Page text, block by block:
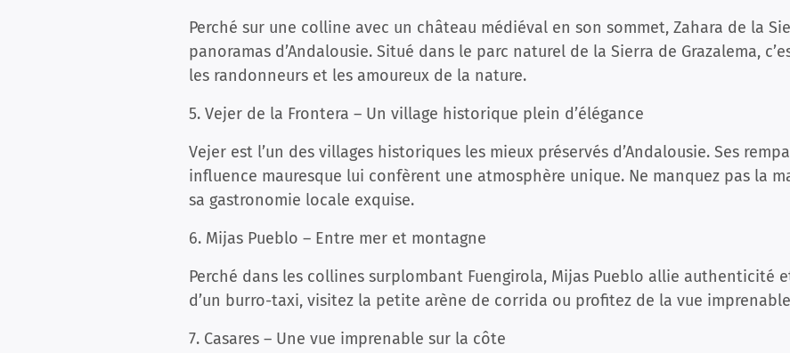
Perché sur une colline avec un château médiéval en son sommet, Zahara de la
panoramas d’Andalousie. Situé dans le parc naturel de la Sierra de Grazalema,
les randonneurs et les amoureux de la nature.
5. Vejer de la Frontera – Un village historique plein d’élégance
Vejer est l’un des villages historiques les mieux préservés d’Andalousie. Ses
influence mauresque lui confèrent une atmosphère unique. Ne manquez pas la
sa gastronomie locale exquise.
6. Mijas Pueblo – Entre mer et montagne
Perché dans les collines surplombant Fuengirola, Mijas Pueblo allie authenticité
d’un burro-taxi, visitez la petite arène de corrida ou profitez de la vue
7. Casares – Une vue imprenable sur la côte